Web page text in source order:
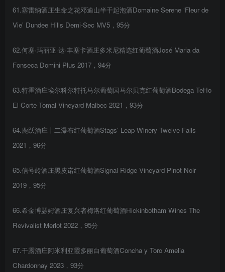
61.塞雷纳酒庄生命之花邓迪山半干起泡酒Domaine Serene ‘Fleur de
Vie’ Dundee Hills Demi-Sec MV5，95分
62.何塞·玛丽亚·达·丰塞卡酒庄多米尼精选红葡萄酒José Maria da
Fonseca Domini Plus 2017，94分
63.特霍酒庄埃尔科尔特托马尔葡萄园马尔贝克红葡萄酒Bodega TeHo
El Corte Tomal Vineyard Malbec 2021，93分
64.鹿跃酒庄十二瀑布红葡萄酒Stags’ Leap Winery Twelve Falls
2021，96分
65.信号岭酒庄黑皮诺红葡萄酒Signal Ridge Vineyard Pinot Noir
2019，95分
66.希金博瑟姆酒庄复兴者梅洛红葡萄酒Hickinbotham Wines The
Revivalist Merlot 2022，95分
67.干露酒庄阿米利亚霞多丽白葡萄酒Concha y Toro Amelia
Chardonnay 2023，93分